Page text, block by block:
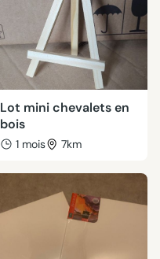
Lot mini chevalets en
bois
1 mois 7km